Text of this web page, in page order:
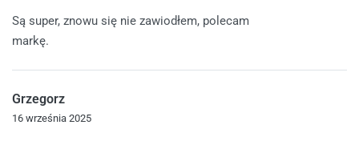
Są super, znowu się nie zawiodłem, polecam
markę.
Grzegorz
16 września 2025